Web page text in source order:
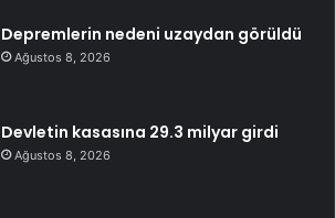
Depremlerin nedeni uzaydan görüldü
Ağustos 8, 2026
Devletin kasasına 29.3 milyar girdi
Ağustos 8, 2026